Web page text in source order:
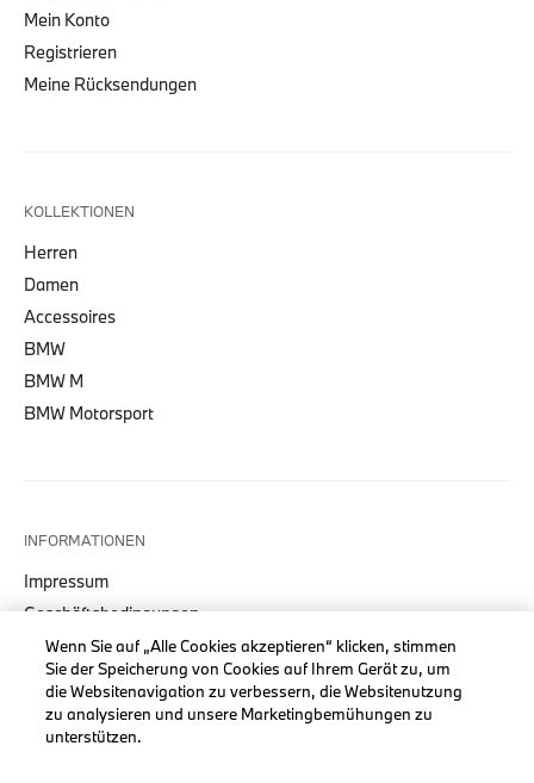
Mein Konto
Registrieren
Meine Rücksendungen
KOLLEKTIONEN
Herren
Damen
Accessoires
BMW
BMW M
BMW Motorsport
INFORMATIONEN
Impressum
Geschäftsbedingungen
Datenschutz
Cookies
Erklärung zur Barrierefreiheit
Wenn Sie auf „Alle Cookies akzeptieren“ klicken, stimmen
Sie der Speicherung von Cookies auf Ihrem Gerät zu, um
die Websitenavigation zu verbessern, die Websitenutzung
zu analysieren und unsere Marketingbemühungen zu
unterstützen.